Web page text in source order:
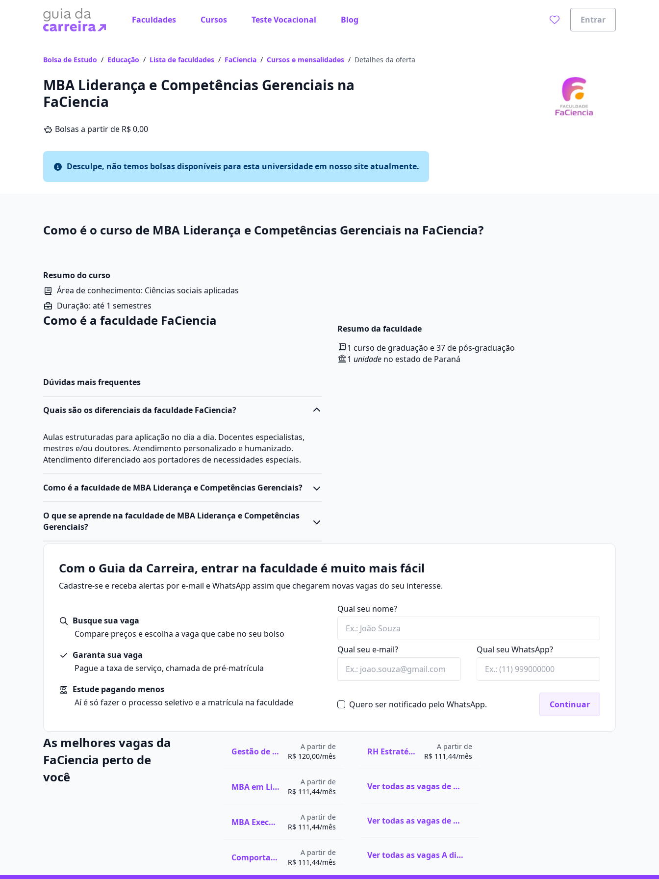
Faculdades Cursos Teste Vocacional Blog Entrar
Bolsa de Estudo / Educação / Lista de faculdades / FaCiencia / Cursos e mensalidades / Detalhes da oferta
MBA Liderança e Competências Gerenciais na
FaCiencia
Bolsas a partir de R$ 0,00
Desculpe, não temos bolsas disponíveis para esta universidade em nosso site atualmente.
Como é o curso de MBA Liderança e Competências Gerenciais na FaCiencia?
Resumo do curso
Área de conhecimento: Ciências sociais aplicadas
Duração: até 1 semestres
Como é a faculdade FaCiencia
Resumo da faculdade
1 curso de graduação e 37 de pós-graduação
1 unidade no estado de Paraná
Dúvidas mais frequentes
Quais são os diferenciais da faculdade FaCiencia?
Aulas estruturadas para aplicação no dia a dia. Docentes especialistas,
mestres e/ou doutores. Atendimento personalizado e humanizado.
Atendimento diferenciado aos portadores de necessidades especiais.
Como é a faculdade de MBA Liderança e Competências Gerenciais?
O que se aprende na faculdade de MBA Liderança e Competências
Gerenciais?
Com o Guia da Carreira, entrar na faculdade é muito mais fácil
Cadastre-se e receba alertas por e-mail e WhatsApp assim que chegarem novas vagas do seu interesse.
Busque sua vaga
Compare preços e escolha a vaga que cabe no seu bolso
Garanta sua vaga
Pague a taxa de serviço, chamada de pré-matrícula
Estude pagando menos
Aí é só fazer o processo seletivo e a matrícula na faculdade
Qual seu nome?
Qual seu e-mail? Qual seu WhatsApp?
Quero ser notificado pelo WhatsApp. Continuar
As melhores vagas da
FaCiencia perto de
você
Gestão de Recursos Humanos
A partir de
R$ 120,00/mês
MBA em Liderança e Inovação Organizacional
A partir de
R$ 111,44/mês
MBA Executivo em Psicologia Organizacional e Gestão de Pessoas
A partir de
R$ 111,44/mês
Comportamento Humano e Gestão das Emoções
A partir de
R$ 111,44/mês
RH Estratégico e Desenvolvimento de Pessoas
A partir de
R$ 111,44/mês
Ver todas as vagas de Graduação na FaCiencia
Ver todas as vagas de Pós-graduação na FaCiencia
Ver todas as vagas A distância (EaD) na FaCiencia